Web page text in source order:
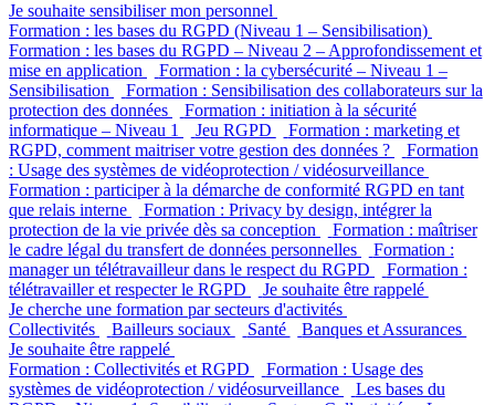
Je souhaite sensibiliser mon personnel
Formation : les bases du RGPD (Niveau 1 – Sensibilisation)
Formation : les bases du RGPD – Niveau 2 – Approfondissement et
mise en application
Formation : la cybersécurité – Niveau 1 –
Sensibilisation
Formation : Sensibilisation des collaborateurs sur la
protection des données
Formation : initiation à la sécurité
informatique – Niveau 1
Jeu RGPD
Formation : marketing et
RGPD, comment maitriser votre gestion des données ?
Formation
: Usage des systèmes de vidéoprotection / vidéosurveillance
Formation : participer à la démarche de conformité RGPD en tant
que relais interne
Formation : Privacy by design, intégrer la
protection de la vie privée dès sa conception
Formation : maîtriser
le cadre légal du transfert de données personnelles
Formation :
manager un télétravailleur dans le respect du RGPD
Formation :
télétravailler et respecter le RGPD
Je souhaite être rappelé
Je cherche une formation par secteurs d'activités
Collectivités
Bailleurs sociaux Santé
Banques et Assurances
Je souhaite être rappelé
Formation : Collectivités et RGPD
Formation : Usage des
systèmes de vidéoprotection / vidéosurveillance
Les bases du